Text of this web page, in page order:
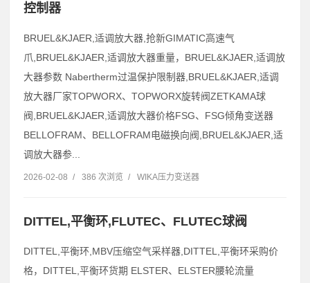
控制器
BRUEL&KJAER,适调放大器,抢新GIMATIC高速气
爪,BRUEL&KJAER,适调放大器重量，BRUEL&KJAER,适调放
大器参数 Nabertherm过温保护限制器,BRUEL&KJAER,适调
放大器厂家TOPWORX、TOPWORX旋转阀ZETKAMA球
阀,BRUEL&KJAER,适调放大器价格FSG、FSG倾角变送器
BELLOFRAM、BELLOFRAM电磁换向阀,BRUEL&KJAER,适
调放大器参...
2026-02-08 / 386 次浏览 / WIKA压力变送器
DITTEL,平衡环,FLUTEC、FLUTEC球阀
DITTEL,平衡环,MBV压缩空气采样器,DITTEL,平衡环采购价
格，DITTEL,平衡环货期 ELSTER、ELSTER腰轮流量